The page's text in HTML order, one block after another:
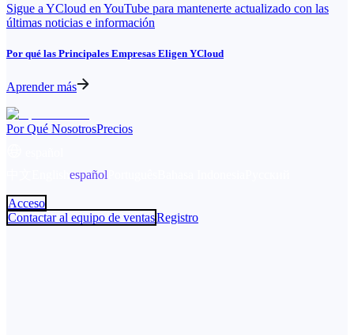
Sigue a YCloud en YouTube para mantenerte actualizado con las
últimas noticias e información
Por qué las Principales Empresas Eligen YCloud
Aprender más
Por Qué NosotrosPrecios
español
Acceso
Contactar al equipo de ventasRegistro